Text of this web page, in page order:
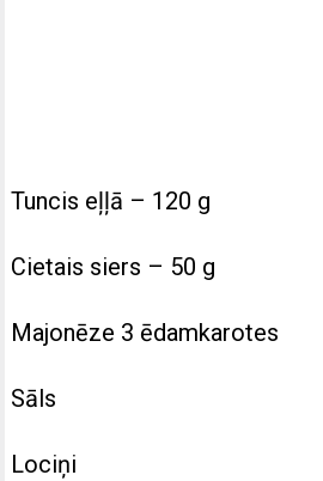
Tuncis eļļā – 120 g
Cietais siers – 50 g
Majonēze 3 ēdamkarotes
Sāls
Lociņi